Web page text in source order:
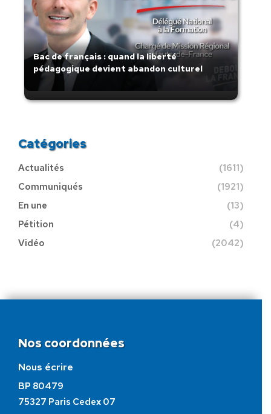
Bac de français : quand la liberté
pédagogique devient abandon culturel
Catégories
Actualités
(1611)
Communiqués
(1921)
En une
(13)
Pétition
(4)
Vidéo
(2042)
Nos coordonnées
Nous écrire
BP 80479
75327 Paris Cedex 07